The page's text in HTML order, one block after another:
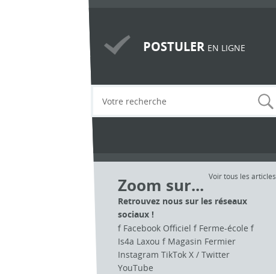
POSTULER EN LIGNE
Zoom sur...
Voir tous les articles
Retrouvez nous sur les réseaux
sociaux !
f Facebook Officiel f Ferme-école f
Is4a Laxou f Magasin Fermier
Instagram TikTok X / Twitter
YouTube